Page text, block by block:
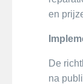
en
De
na